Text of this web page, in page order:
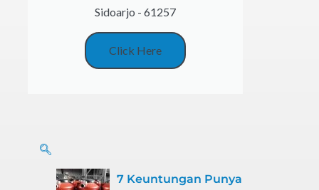
Sidoarjo - 61257
Click Here
7 Keuntungan Punya